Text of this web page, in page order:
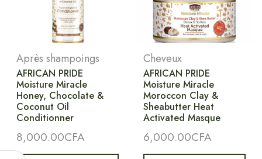
Après shampoings
AFRICAN PRIDE
Moisture Miracle
Honey, Chocolate &
Coconut Oil
Conditionner
8,000.00CFA
Cheveux
AFRICAN PRIDE
Moisture Miracle
Moroccon Clay &
Sheabutter Heat
Activated Masque
6,000.00CFA